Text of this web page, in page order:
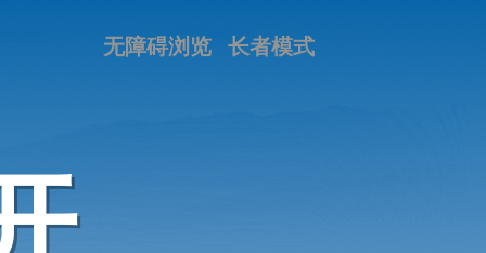
长者模式
无障碍浏览